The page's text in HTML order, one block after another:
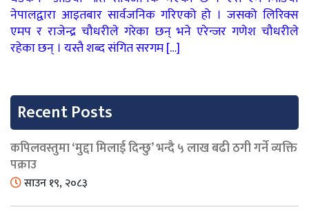
नेपालद्वारा आइतबार सार्वजनिक गरिएको हो । जसको लिरिक्स
एमप र राजेन्द्र चौधरीले गरेका छन् भने एरेन्जर गणेश चौधरीले
रहेका छन् । यस्तै शब्द संगित सरगम […]
Recent Posts
कपिलवस्तुमा ‘मुद्दा मिलाई दिन्छु’ भन्दै ५ लाख बढी ठगी गर्ने व्यक्ति
पक्राउ
साउन १९, २०८३